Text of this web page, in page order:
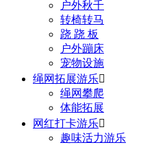
户外秋千
转椅转马
跷 跷 板
户外蹦床
宠物设施
绳网拓展游乐
绳网攀爬
体能拓展
网红打卡游乐
趣味活力游乐